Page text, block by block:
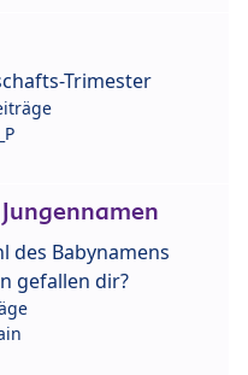
Trimester
des Babynamens
gefallen dir?